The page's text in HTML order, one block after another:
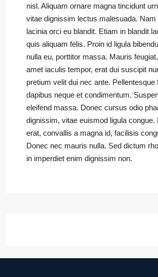
nisl. Aliquam ornare magna tincidunt
vitae dignissim lectus malesuada. Nam
lacinia orci eu blandit. Etiam in blandit
quis aliquam felis. Proin id ligula
nulla eu, porttitor massa. Mauris
amet iaculis tempor, erat dui suscipit
pretium velit dui nec ante. Pellentesque
dapibus neque et condimentum.
eleifend massa. Donec cursus odio
dignissim, vitae euismod ligula congue.
erat, convallis a magna id, facilisis
Donec nec mauris nulla. Sed dictum
in imperdiet enim dignissim non.